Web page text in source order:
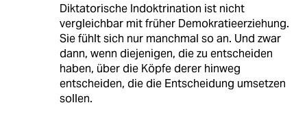
Diktatorische Indoktrination ist nicht
vergleichbar mit früher Demokratieerziehung.
Sie fühlt sich nur manchmal so an. Und zwar
dann, wenn diejenigen, die zu entscheiden
haben, über die Köpfe derer hinweg
entscheiden, die die Entscheidung umsetzen
sollen.